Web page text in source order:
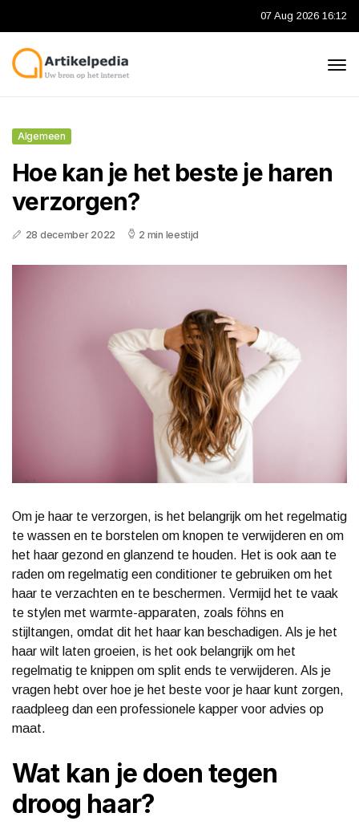
07 Aug 2026 16:12
Algemeen
Hoe kan je het beste je haren
verzorgen?
28 december 2022 2 min leestijd
Om je haar te verzorgen, is het belangrijk om het regelmatig
te wassen en te borstelen om knopen te verwijderen en om
het haar gezond en glanzend te houden. Het is ook aan te
raden om regelmatig een conditioner te gebruiken om het
haar te verzachten en te beschermen. Vermijd het te vaak
te stylen met warmte-apparaten, zoals föhns en
stijltangen, omdat dit het haar kan beschadigen. Als je het
haar wilt laten groeien, is het ook belangrijk om het
regelmatig te knippen om split ends te verwijderen. Als je
vragen hebt over hoe je het beste voor je haar kunt zorgen,
raadpleeg dan een professionele kapper voor advies op
maat.
Wat kan je doen tegen
droog haar?